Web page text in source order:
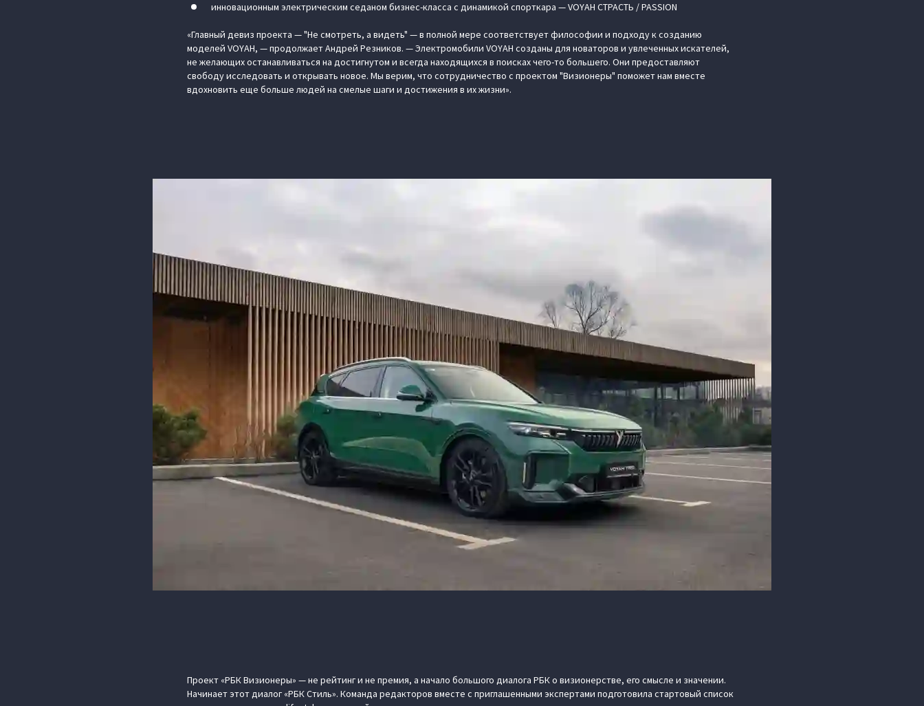
инновационным электрическим седаном бизнес-класса с динамикой спорткара — VOYAH СТРАСТЬ / PASSION
«Главный девиз проекта — "Не смотреть, а видеть" — в полной мере соответствует философии и подходу к созданию
моделей VOYAH, — продолжает Андрей Резников. — Электромобили VOYAH созданы для новаторов и увлеченных искателей,
не желающих останавливаться на достигнутом и всегда находящихся в поисках чего-то большего. Они предоставляют
свободу исследовать и открывать новое. Мы верим, что сотрудничество с проектом "Визионеры" поможет нам вместе
вдохновить еще больше людей на смелые шаги и достижения в их жизни».
Проект «РБК Визионеры» — не рейтинг и не премия, а начало большого диалога РБК о визионерстве, его смысле и значении.
Начинает этот диалог «РБК Стиль». Команда редакторов вместе с приглашенными экспертами подготовила стартовый список